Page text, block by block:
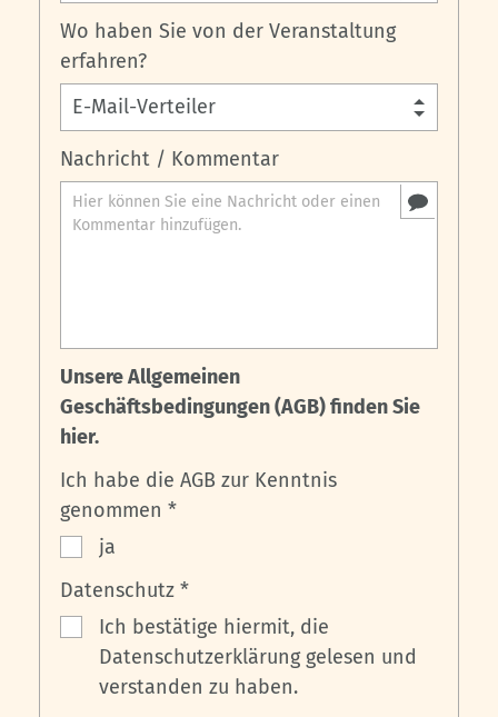
Wo haben Sie von der Veranstaltung
erfahren?
Nachricht / Kommentar
Unsere Allgemeinen
Geschäftsbedingungen (AGB) finden Sie
hier.
Ich habe die AGB zur Kenntnis
genommen *
ja
Datenschutz *
Ich bestätige hiermit, die
Datenschutzerklärung gelesen und
verstanden zu haben.